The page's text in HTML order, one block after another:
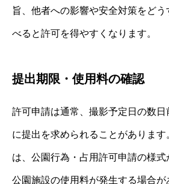
旨、他者への影響や安全対策をど
べると許可を得やすくなります。
提出期限・使用料の確認
許可申請は通常、撮影予定日の数
に提出を求められることがあります
は、公園行為・占用許可申請の様式
公園施設の使用料が発生する場合